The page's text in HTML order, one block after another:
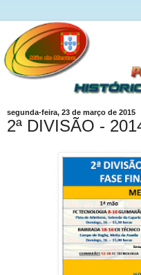
segunda-feira, 23 de março de 2015
2ª DIVISÃO -